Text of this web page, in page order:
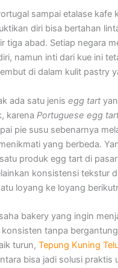
sampai etalase kafe
diri bisa bertahan
tiga abad. Setiap negara
namun inti dari kue ini
di dalam kulit pastry
ada satu jenisegg tart
karenaPortuguese egg
pie susu sebenarnya
yang berbeda.
produk egg tart di
konsistensi tekstur
loyang ke loyang
bakery yang ingin
tanpa
turun,Tepung Kuning
bisa jadi solusi praktis